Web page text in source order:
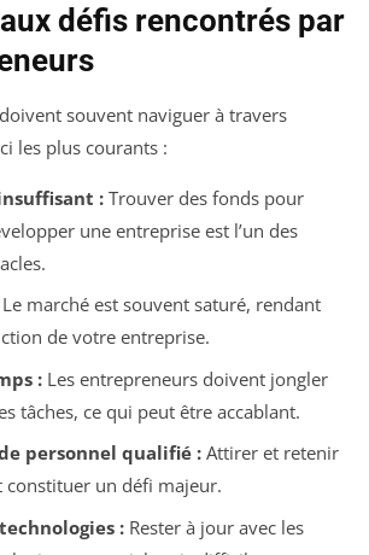
défis rencontrés par
souvent naviguer à travers
les plus courants :
:Trouver des fonds pour
une entreprise est l’un des
marché est souvent saturé, rendant
de votre entreprise.
:Les entrepreneurs doivent jongler
tâches, ce qui peut être accablant.
personnel qualifié :Attirer et retenir
constituer un défi majeur.
:Rester à jour avec les